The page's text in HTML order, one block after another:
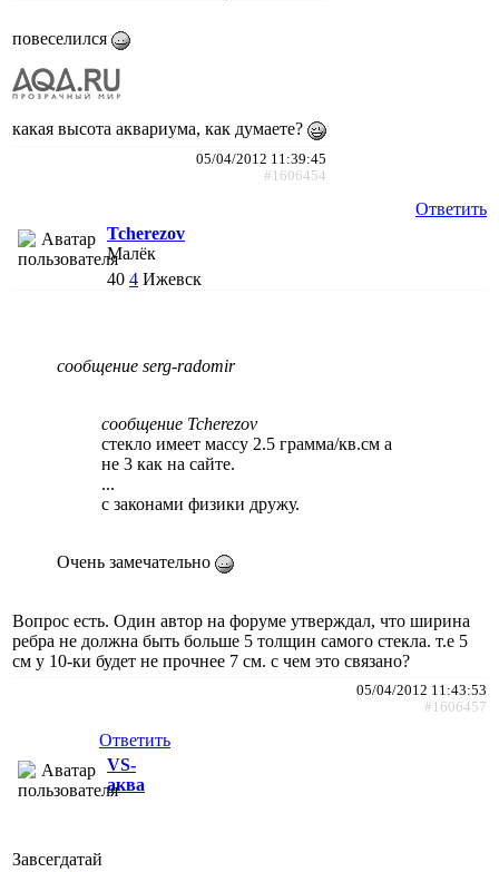
повеселился
какая высота аквариума, как думаете?
05/04/2012 11:39:45
#1606454
Ответить
Tcherezov
Малёк
40 4 Ижевск
сообщение serg-radomir
сообщение Tcherezov
стекло имеет массу 2.5 грамма/кв.см а
не 3 как на сайте.
...
с законами физики дружу.
Очень замечательно
Вопрос есть. Один автор на форуме утверждал, что ширина
ребра не должна быть больше 5 толщин самого стекла. т.е 5
см у 10-ки будет не прочнее 7 см. с чем это связано?
05/04/2012 11:43:53
#1606457
Ответить
VS-
аква
Завсегдатай